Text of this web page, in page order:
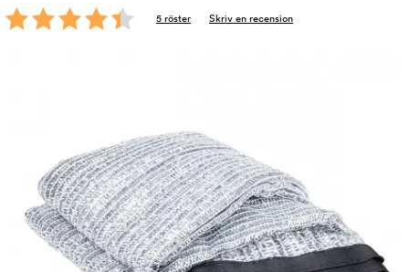
5 röster Skriv en recension